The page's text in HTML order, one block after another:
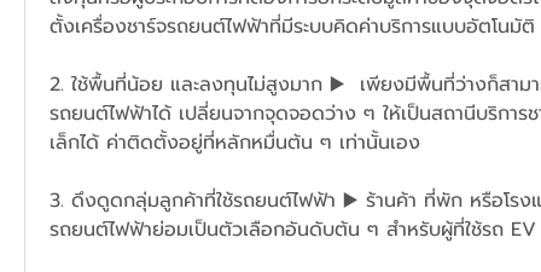
ตั้งเครื่องชาร์จรถยนต์ไฟฟ้าที่มีระบบคิดค่าบริการแบบอัตโนมัติ
2. ใช้พื้นที่น้อย และลงทุนไม่สูงมาก ▶️  เพียงมีพื้นที่ว่างก็สามา
รถยนต์ไฟฟ้าได้ เปลี่ยนจากจุดจอดว่าง ๆ ให้เป็นสถานีบริการ
เล็กได้ ค่าติดตั้งอยู่ที่หลักหมื่นต้น ๆ เท่านั้นเอง
3. ดึงดูดกลุ่มลูกค้าที่ใช้รถยนต์ไฟฟ้า ▶️ ร้านค้า ที่พัก หรือโรง
รถยนต์ไฟฟ้าย่อมเป็นตัวเลือกอันดับต้น ๆ สำหรับผู้ที่ใช้รถ